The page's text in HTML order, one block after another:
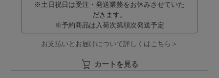
※土日祝日は受注・発送業務をお休みさせていた
だきます。
※予約商品は入荷次第順次発送予定
お支払いとお届けについて詳しくはこちら＞
カートを見る